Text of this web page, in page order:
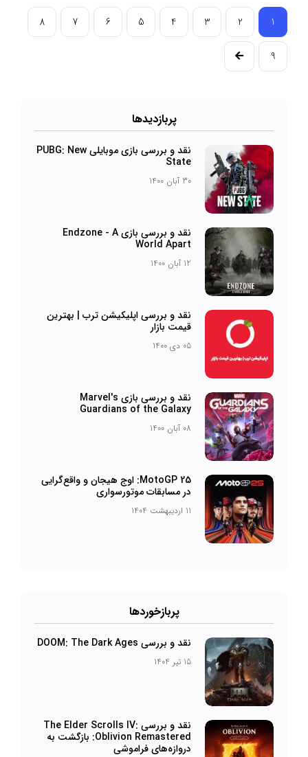
1
2
3
4
5
6
7
8
9
پرباز‌دیدها
نقد و بررسی بازی موبایلی PUBG: New
State
30 آبان 1400
نقد و بررسی بازی Endzone - A
World Apart
12 آبان 1400
نقد و بررسی اپلیکیشن ترب | بهترین
قیمت بازار
05 دی 1400
نقد و بررسی بازی Marvel's
Guardians of the Galaxy
08 آبان 1400
MotoGP 25: اوج هیجان و واقع‌گرایی
در مسابقات موتورسواری
11 اردیبهشت 1404
پربازخورد‌ها
نقد و بررسی DOOM: The Dark Ages
15 تیر 1404
نقد و بررسی The Elder Scrolls IV:
Oblivion Remastered: بازگشت به
دروازه‌های فراموشی